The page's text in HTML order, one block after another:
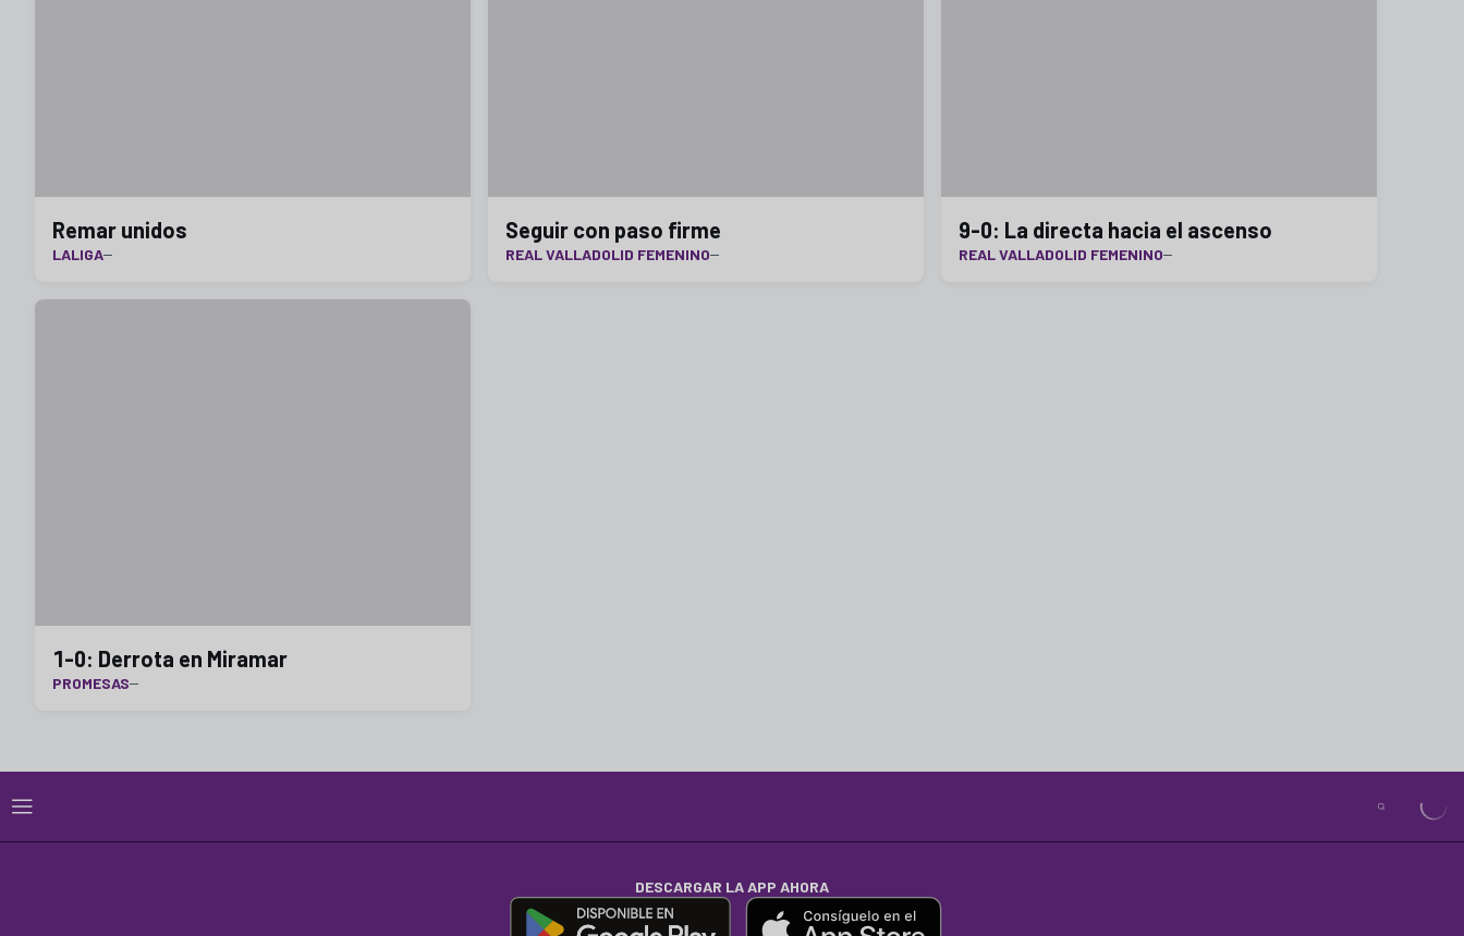
Remar unidos
LALIGA
Seguir con paso firme
REAL VALLADOLID FEMENINO
9-0: La directa hacia el ascenso
REAL VALLADOLID FEMENINO
1-0: Derrota en Miramar
PROMESAS
DESCARGAR LA APP AHORA